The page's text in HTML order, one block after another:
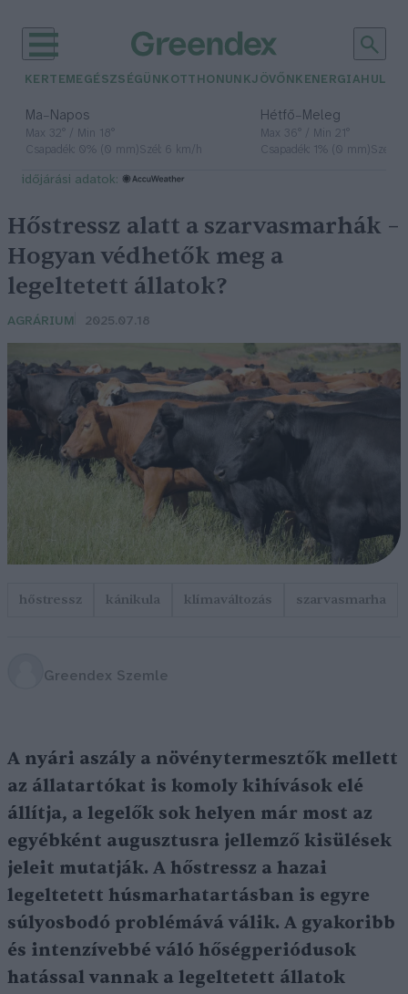
KERTEM EGÉSZSÉGÜNK OTTHONUNKJÖVŐNK ENERGIA
Ma– Napos
Max 32° / Min 18°
Csapadék: 0% (0 mm)Szél: 6 km/h
Hétfő– Meleg
Max 36° / Min 21°
Csapadék: 1% (0 mm)Szél: 7
időjárási adatok:
Hőstressz alatt a szarvasmarhák –
Hogyan védhetők meg a
legeltetett állatok?
AGRÁRIUM 2025.07.18
hőstressz kánikula klímaváltozás szarvasmarha
Greendex Szemle
A nyári aszály a növénytermesztők mellett
az állatartókat is komoly kihívások elé
állítja, a legelők sok helyen már most az
egyébként augusztusra jellemző kisülések
jeleit mutatják. A hőstressz a hazai
legeltetett húsmarhatartásban is egyre
súlyosbodó problémává válik. A gyakoribb
és intenzívebbé váló hőségperiódusok
hatással vannak a legeltetett állatok